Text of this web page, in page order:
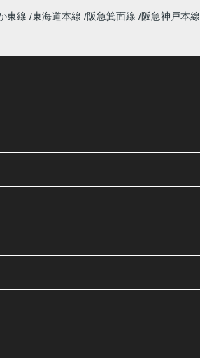
東線 東海道本線 阪急箕面線 阪急神戸本線